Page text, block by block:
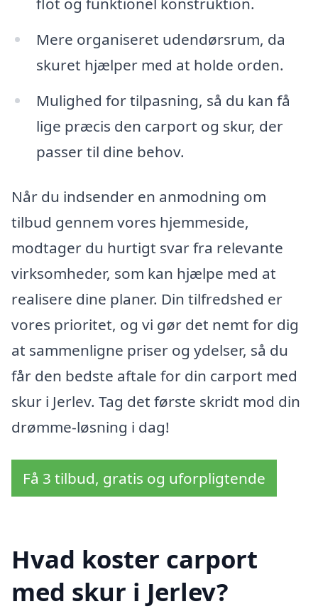
Mere organiseret udendørsrum, da
skuret hjælper med at holde orden.
Mulighed for tilpasning, så du kan få
lige præcis den carport og skur, der
passer til dine behov.
Når du indsender en anmodning om
tilbud gennem vores hjemmeside,
modtager du hurtigt svar fra relevante
virksomheder, som kan hjælpe med at
realisere dine planer. Din tilfredshed er
vores prioritet, og vi gør det nemt for dig
at sammenligne priser og ydelser, så du
får den bedste aftale for din carport med
skur i Jerlev. Tag det første skridt mod din
drømme-løsning i dag!
Få 3 tilbud, gratis og uforpligtende
Hvad koster carport
med skur i Jerlev?